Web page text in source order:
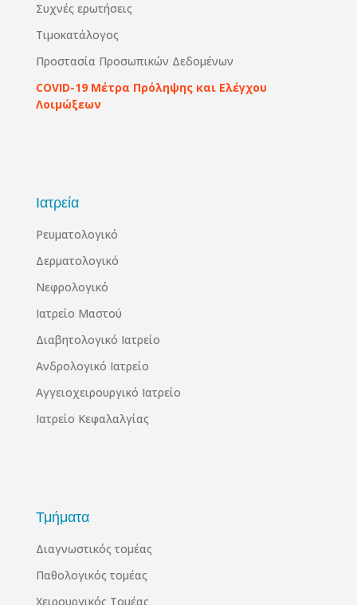
Συχνές ερωτήσεις
Τιμοκατάλογος
Προστασία Προσωπικών Δεδομένων
COVID-19 Μέτρα Πρόληψης και Ελέγχου
Λοιμώξεων
Ιατρεία
Ρευματολογικό
Δερματολογικό
Νεφρολογικό
Ιατρείο Μαστού
Διαβητολογικό Ιατρείο
Ανδρολογικό Ιατρείο
Αγγειοχειρουργικό Ιατρείο
Ιατρείο Κεφαλαλγίας
Τμήματα
Διαγνωστικός τομέας
Παθολογικός τομέας
Χειρουργικός Τομέας